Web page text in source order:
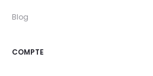
Blog
COMPTE